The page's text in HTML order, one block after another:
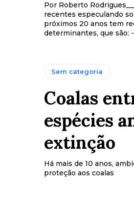
Por Roberto
recentes especulando
próximos 20 anos tem
Sem categoria
Coalas
espécies
extinção
Há mais de 10 anos,
proteção aos coalas